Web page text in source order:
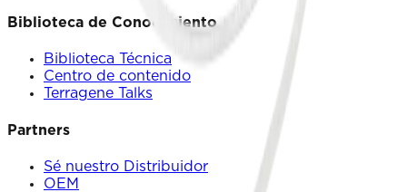
Biblioteca de Conocimiento
Biblioteca Técnica
Centro de contenido
Terragene Talks
Partners
Sé nuestro Distribuidor
OEM